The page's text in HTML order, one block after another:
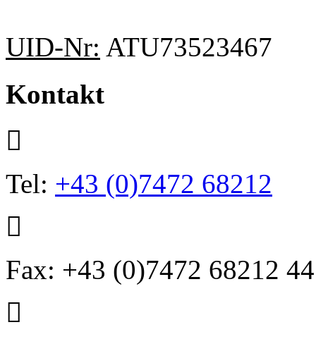
UID-Nr: ATU73523467
Kontakt
Tel: +43 (0)7472 68212
Fax: +43 (0)7472 68212 44